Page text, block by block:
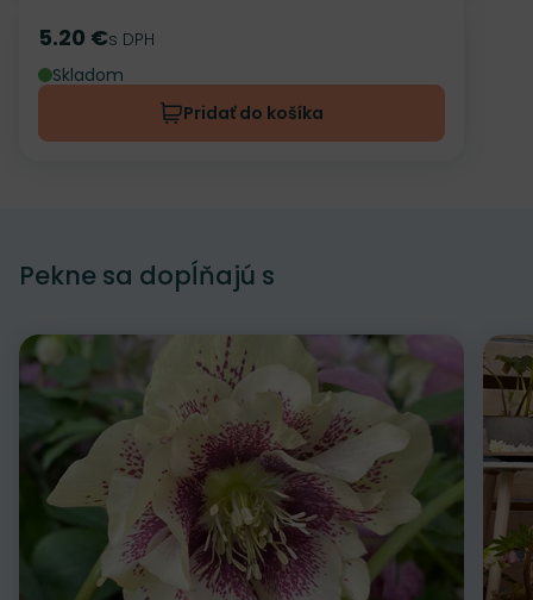
Cena
5.20 €s DPH
Skladom
Pridať do košíka
Pekne sa dopĺňajú s